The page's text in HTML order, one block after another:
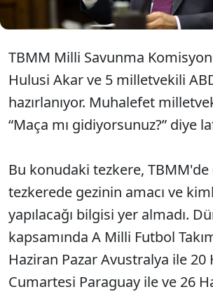
TBMM Milli Savunma
Hulusi Akar ve 5 milletvekili
hazırlanıyor. Muhalefet
“Maça mı gidiyorsunuz?” diye
Bu konudaki tezkere,
tezkerede gezinin amacı ve
yapılacağı bilgisi yer almadı.
kapsamında A Milli Futbol
Haziran Pazar Avustralya ile 20
Cumartesi Paraguay ile ve 26